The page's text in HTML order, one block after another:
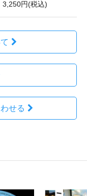
3,250円(税込)
せる